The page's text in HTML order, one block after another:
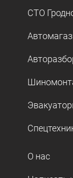
СТО
О нас